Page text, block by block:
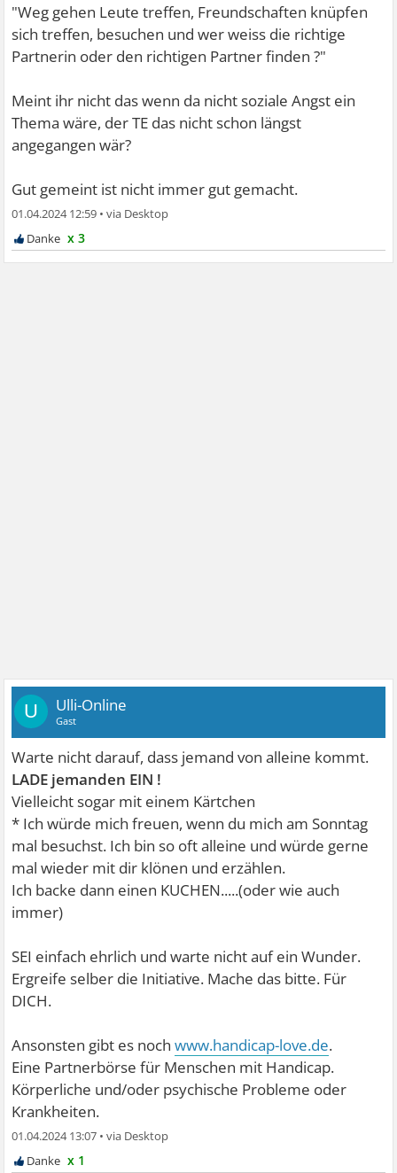
"Weg gehen Leute treffen, Freundschaften knüpfen
sich treffen, besuchen und wer weiss die richtige
Partnerin oder den richtigen Partner finden ?"
Meint ihr nicht das wenn da nicht soziale Angst ein
Thema wäre, der TE das nicht schon längst
angegangen wär?
Gut gemeint ist nicht immer gut gemacht.
01.04.2024 12:59 •
x 3
U Ulli-Online
Gast
Warte nicht darauf, dass jemand von alleine kommt.
LADE jemanden EIN !
Vielleicht sogar mit einem Kärtchen
* Ich würde mich freuen, wenn du mich am Sonntag
mal besuchst. Ich bin so oft alleine und würde gerne
mal wieder mit dir klönen und erzählen.
Ich backe dann einen KUCHEN.....(oder wie auch
immer)
SEI einfach ehrlich und warte nicht auf ein Wunder.
Ergreife selber die Initiative. Mache das bitte. Für
DICH.
Ansonsten gibt es nochwww.handicap-love.de.
Eine Partnerbörse für Menschen mit Handicap.
Körperliche und/oder psychische Probleme oder
Krankheiten.
01.04.2024 13:07 •
x 1